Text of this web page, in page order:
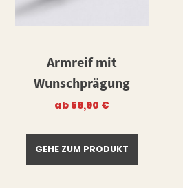
Armreif mit
Wunschprägung
ab 59,90 €
GEHE ZUM PRODUKT